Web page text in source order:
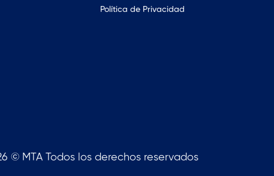
Política de Privacidad
© MTA Todos los derechos reservados